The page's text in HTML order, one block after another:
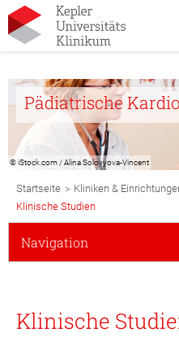
Pädiatrische
© iStock.com / Alina Solovyova-Vincent
Breadcrumb
Navigation
Startseite > Kliniken &
Klinische Studien
Subnavigation
Mobile
Navigation
Klinische